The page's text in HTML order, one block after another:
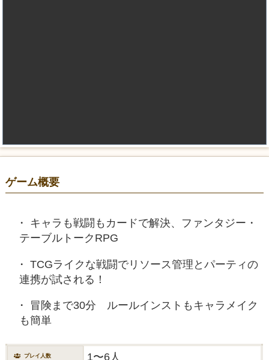
ゲーム概要
キャラも戦闘もカードで解決、ファンタジー・
テーブルトークRPG
TCGライクな戦闘でリソース管理とパーティの
連携が試される！
冒険まで30分 ルールインストもキャラメイク
も簡単
プレイ人数 1〜6人